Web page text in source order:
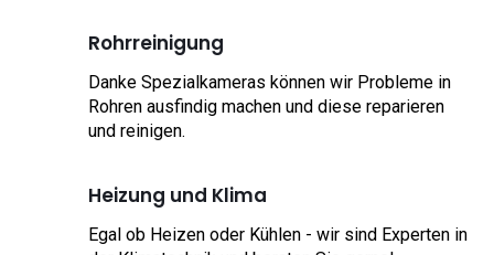
Rohrreinigung
Danke Spezialkameras können wir Probleme in
Rohren ausfindig machen und diese reparieren
und reinigen.
Heizung und Klima
Egal ob Heizen oder Kühlen - wir sind Experten in